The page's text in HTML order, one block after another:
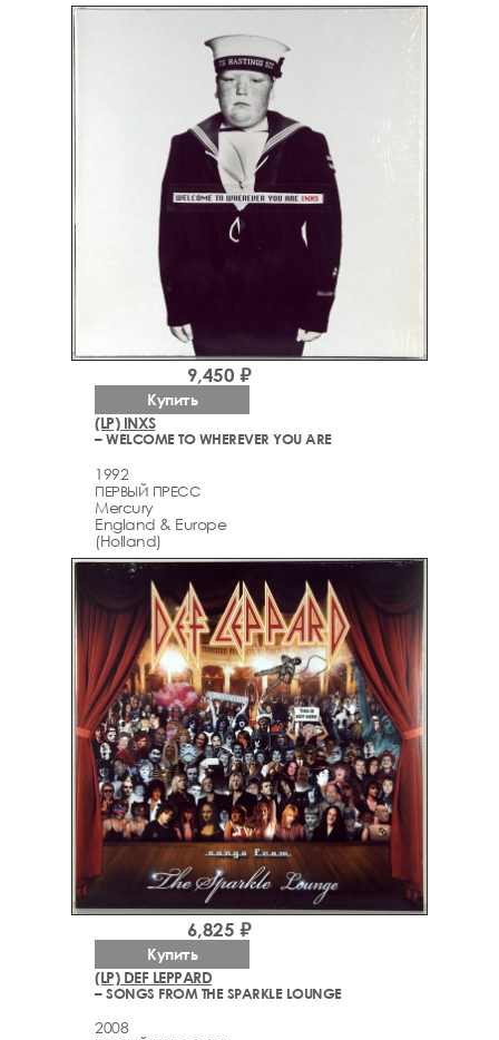
(LP) INXS
– WELCOME TO WHEREVER YOU ARE
1992
ПЕРВЫЙ ПРЕСС
Mercury
England & Europe
(Holland)
9,450 ₽
Купить
(LP) DEF LEPPARD
– SONGS FROM THE SPARKLE LOUNGE
2008
6,825 ₽
Купить